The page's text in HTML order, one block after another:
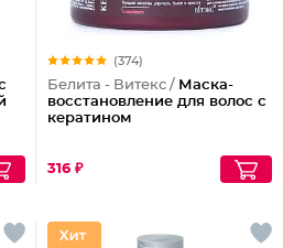
(374)
Белита - Витекс / Маска-
восстановление для волос с
кератином
316 ₽